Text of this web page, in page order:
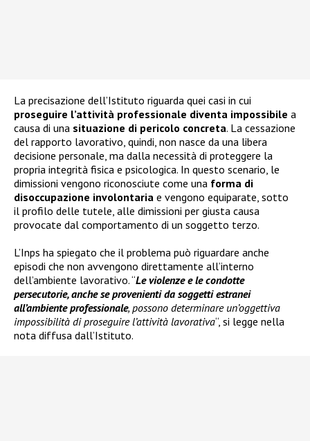
La precisazione dell’Istituto riguarda quei casi in cui
proseguire l’attività professionale diventa impossibile a
causa di una situazione di pericolo concreta. La cessazione
del rapporto lavorativo, quindi, non nasce da una libera
decisione personale, ma dalla necessità di proteggere la
propria integrità fisica e psicologica. In questo scenario, le
dimissioni vengono riconosciute come una forma di
disoccupazione involontaria e vengono equiparate, sotto
il profilo delle tutele, alle dimissioni per giusta causa
provocate dal comportamento di un soggetto terzo.
L’Inps ha spiegato che il problema può riguardare anche
episodi che non avvengono direttamente all’interno
dell’ambiente lavorativo. “Le violenze e le condotte
persecutorie, anche se provenienti da soggetti estranei
all’ambiente professionale, possono determinare un’oggettiva
impossibilità di proseguire l’attività lavorativa“, si legge nella
nota diffusa dall’Istituto.